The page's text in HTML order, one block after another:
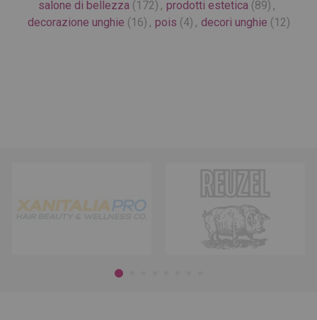
salone di bellezza (172) , prodotti estetica (89) ,
decorazione unghie (16) , pois (4) , decori unghie (12)